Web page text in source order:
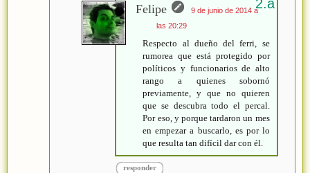
Felipe
9 de junio de 2014 a
las 20:29
Respecto al dueño del ferri, se
rumorea que está protegido por
políticos y funcionarios de alto
rango a quienes sobornó
previamente, y que no quieren
que se descubra todo el percal.
Por eso, y porque tardaron un mes
en empezar a buscarlo, es por lo
que resulta tan difícil dar con él.
responder